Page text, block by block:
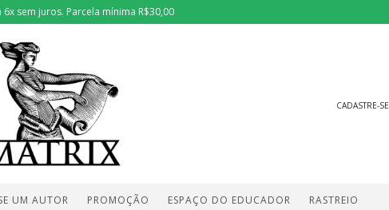
6x sem juros. Parcela mínima R$30,00
CADASTRE-SE
UM AUTOR PROMOÇÃO ESPAÇO DO EDUCADOR RASTREIO